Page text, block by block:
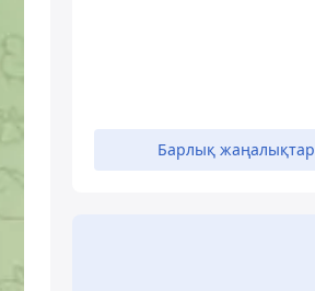
Барлық жаңалықтар